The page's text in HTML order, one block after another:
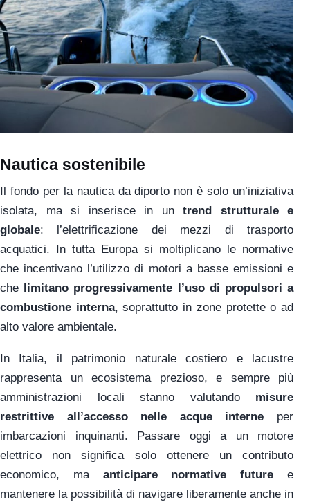
Nautica sostenibile
Il fondo per la nautica da diporto non è solo un’iniziativa
isolata, ma si inserisce in un trend strutturale e
globale: l’elettrificazione dei mezzi di trasporto
acquatici. In tutta Europa si moltiplicano le normative
che incentivano l’utilizzo di motori a basse emissioni e
che limitano progressivamente l’uso di propulsori a
combustione interna, soprattutto in zone protette o ad
alto valore ambientale.
In Italia, il patrimonio naturale costiero e lacustre
rappresenta un ecosistema prezioso, e sempre più
amministrazioni locali stanno valutando misure
restrittive all’accesso nelle acque interne per
imbarcazioni inquinanti. Passare oggi a un motore
elettrico non significa solo ottenere un contributo
economico, ma anticipare normative future e
mantenere la possibilità di navigare liberamente anche in